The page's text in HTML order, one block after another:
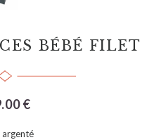
BÉBÉ FILET
€